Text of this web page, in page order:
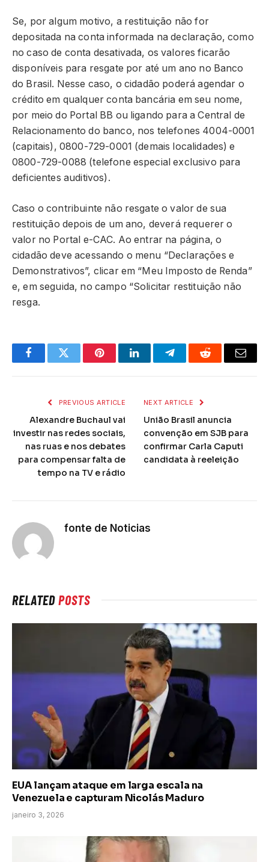
Se, por algum motivo, a restituição não for
depositada na conta informada na declaração, como
no caso de conta desativada, os valores ficarão
disponíveis para resgate por até um ano no Banco
do Brasil. Nesse caso, o cidadão poderá agendar o
crédito em qualquer conta bancária em seu nome,
por meio do Portal BB ou ligando para a Central de
Relacionamento do banco, nos telefones 4004-0001
(capitais), 0800-729-0001 (demais localidades) e
0800-729-0088 (telefone especial exclusivo para
deficientes auditivos).
Caso o contribuinte não resgate o valor de sua
restituição depois de um ano, deverá requerer o
valor no Portal e-CAC. Ao entrar na página, o
cidadão deve acessando o menu “Declarações e
Demonstrativos”, clicar em “Meu Imposto de Renda”
e, em seguida, no campo “Solicitar restituição não
resga.
FacebookTwitter PinterestLinkedInTelegramReddit Email
PREVIOUS ARTICLE
Alexandre Buchaul vai
investir nas redes sociais,
nas ruas e nos debates
para compensar falta de
tempo na TV e rádio
NEXT ARTICLE
União Brasil anuncia
convenção em SJB para
confirmar Carla Caputi
candidata à reeleição
fonte de Noticias
RELATEDPOSTS
EUA lançam ataque em larga escala na
Venezuela e capturam Nicolás Maduro
janeiro 3, 2026